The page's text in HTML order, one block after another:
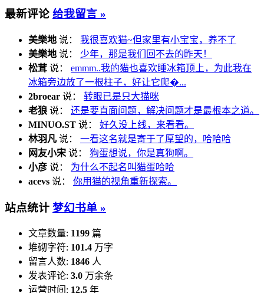
最新评论 给我留言 »
美樂地 说： 我很喜欢猫~但家里有小宝宝，养不了
美樂地 说： 少年，那是我们回不去的昨天！
松茸 说： emmm..我的猫也喜欢睡冰箱顶上，为此我在
冰箱旁边放了一根柱子，好让它爬�...
2broear 说： 转眼已是只大猫咪
老狼 说： 还是要直面问题，解决问题才是最根本之道。
MINUO.ST 说： 好久没上线，来看看。
林羽凡 说： 一看这名就是寄于了厚望的，哈哈哈
网友小宋 说： 狗蛋想说，你是真狗啊。
小彦 说： 为什么不起名叫猫蛋哈哈
acevs 说： 你用猫的视角重新探索。
站点统计 梦幻书单 »
文章数量: 1199 篇
堆砌字符: 101.4 万字
留言人数: 1846 人
发表评论: 3.0 万余条
运营时间: 12.5 年